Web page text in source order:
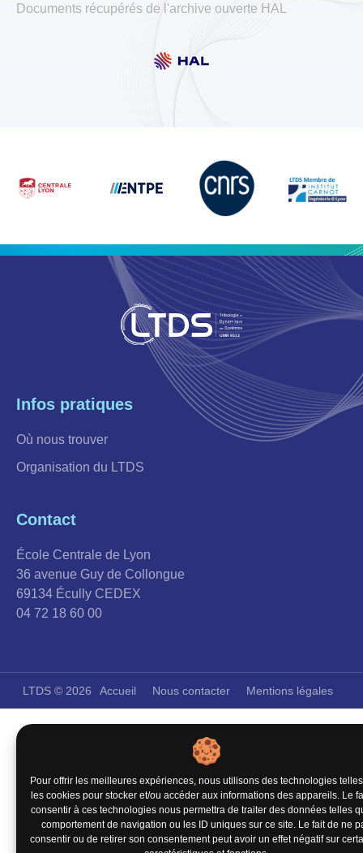
Pour offrir les meilleures expériences, nous utilisons des technologies
les cookies pour stocker et/ou accéder aux informations des appareils. Le
consentir à ces technologies nous permettra de traiter des données telles
comportement de navigation ou les ID uniques sur ce site. Le fait de ne
consentir ou de retirer son consentement peut avoir un effet négatif sur
Documents récupérés de l'archive ouverte HAL
Infos pratiques
Où nous trouver
Organisation du LTDS
Contact
École Centrale de Lyon
36 avenue Guy de Collongue
69134 Écully CEDEX
04 72 18 60 00
LTDS © 2026 Accueil Nous contacter Mentions légales